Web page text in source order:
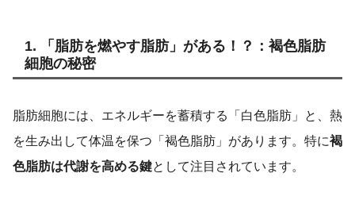
1. 「脂肪を燃やす脂肪」がある！？：褐色脂肪
細胞の秘密
脂肪細胞には、エネルギーを蓄積する「白色脂肪」と、熱
を生み出して体温を保つ「褐色脂肪」があります。特に褐
色脂肪は代謝を高める鍵として注目されています。